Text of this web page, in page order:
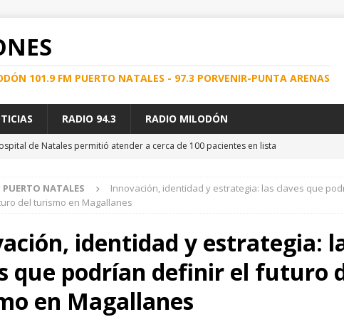
101.9 FM PUERTO NATALES - 97.3 PORVENIR-PUNTA ARENAS
RADIO 94.3 RADIO MILODÓN
de Natales permitió atender a cerca de 100 pacientes en lista
DEL SERVICIO MARÍTIMO SUBSIDIADO AYSÉN – MAGALLANES
Burgos conmemora 8 años del programa TeleACV con foco en la
para eliminar el doble cobro del 7% de salud a pensionados
PUERTO NATALES
Innovación, identidad y estrategia: las claves que
del turismo en Magallanes
identidad y estrategia:
que podrían definir el futuro
en Magallanes